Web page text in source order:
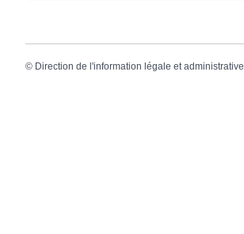
© Direction de l'information légale et administrative